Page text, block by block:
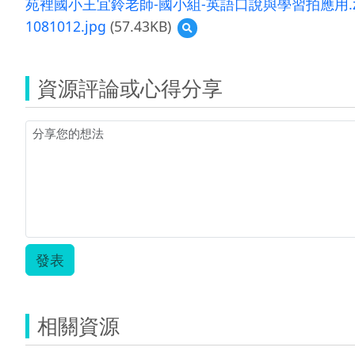
1081012.jpg (57.43KB)
預
覽
資源評論或心得分享
發表
相關資源